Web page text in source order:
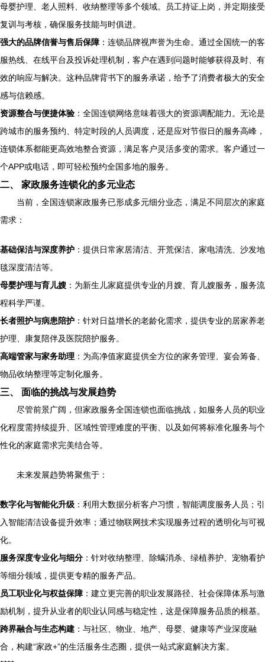
母婴护理、老人照料、收纳整理等多个领域。员工持证上岗，并定期接受
复训与考核，确保服务技能与时俱进。
强大的品牌信誉与售后保障 ：连锁品牌视声誉为生命。通过全国统一的客
服热线、在线平台及投诉处理机制，客户在遇到问题时能够获得及时、有
效的响应与解决。这种品牌背书下的服务承诺，给予了消费者极大的安全
感与信赖感。
资源整合与便捷体验 ：全国连锁网络意味着强大的资源调配能力。无论是
跨城市的服务预约、特定时段的人员调度，还是应对节假日的服务高峰，
连锁体系都能更高效地整合资源，满足客户灵活多变的需求。客户通过一
个APP或电话，即可轻松预约全国多地的服务。
二、 家政服务连锁化的多元业态
当前，全国连锁家政服务已形成多元细分业态，满足不同层次的家庭
需求：
基础保洁与深度养护 ：提供日常家居清洁、开荒保洁、家电清洗、沙发地
毯深度清洁等。
母婴护理与育儿嫂 ：为新生儿家庭提供专业的月嫂、育儿嫂服务，服务流
程科学严谨。
长者照护与病患陪护 ：针对日益增长的老龄化需求，提供专业的居家养老
护理、康复陪伴及医院陪护服务。
高端管家与家务助理 ：为高净值家庭提供全方位的家务管理、宴会筹备、
物品收纳整理等定制化服务。
三、 面临的挑战与发展趋势
尽管前景广阔，但家政服务全国连锁也面临挑战，如服务人员的职业
化程度需持续提升、区域性管理难度的平衡、以及如何将标准化服务与个
性化的家庭需求完美结合等。
未来发展趋势将聚焦于：
数字化与智能化升级 ：利用大数据分析客户习惯，智能调度服务人员；引
入智能清洁设备提升效率；通过物联网技术实现服务过程的透明化与可视
化。
服务深度专业化与细分 ：针对收纳整理、除螨消杀、绿植养护、宠物看护
等细分领域，提供更专精的服务产品。
员工职业化与权益保障 ：建立更完善的职业发展路径、社会保障体系与激
励机制，提升从业者的职业认同感与稳定性，这是保障服务品质的根基。
跨界融合与生态构建 ：与社区、物业、地产、母婴、健康等产业深度融
合，构建“家政+”的生活服务生态圈，提供一站式家庭解决方案。